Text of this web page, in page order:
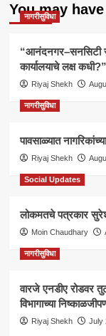
You may
नागरीसुविधा
“आनंदनगर–सनसिटी
कार्यालयाचे लक्ष कधी?”
Riyaj Shekh
नागरीसुविधा
पावसाळ्यात
Riyaj Shekh
Social Updates
लोकमतचे पत्रकार सुरेश
Moin Chaudhary
नागरीसुविधा
वारजे एनडीए रोडवर
विभागाच्या
Riyaj Shekh July